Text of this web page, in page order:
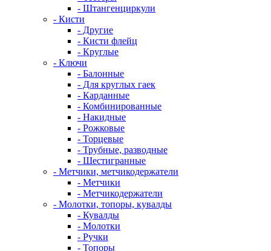
- Штангенциркули
- Кисти
- Другие
- Кисти флейц
- Круглые
- Ключи
- Балонные
- Для круглых гаек
- Карданные
- Комбинированные
- Накидные
- Рожковые
- Торцевые
- Трубные, разводные
- Шестигранные
- Метчики, метчикодержатели
- Метчики
- Метчикодержатели
- Молотки, топоры, кувалды
- Кувалды
- Молотки
- Ручки
- Топоры